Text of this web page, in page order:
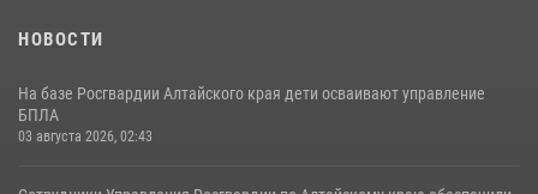
НОВОСТИ
На базе Росгвардии Алтайского края дети осваивают управление
БПЛА
03 августа 2026, 02:43